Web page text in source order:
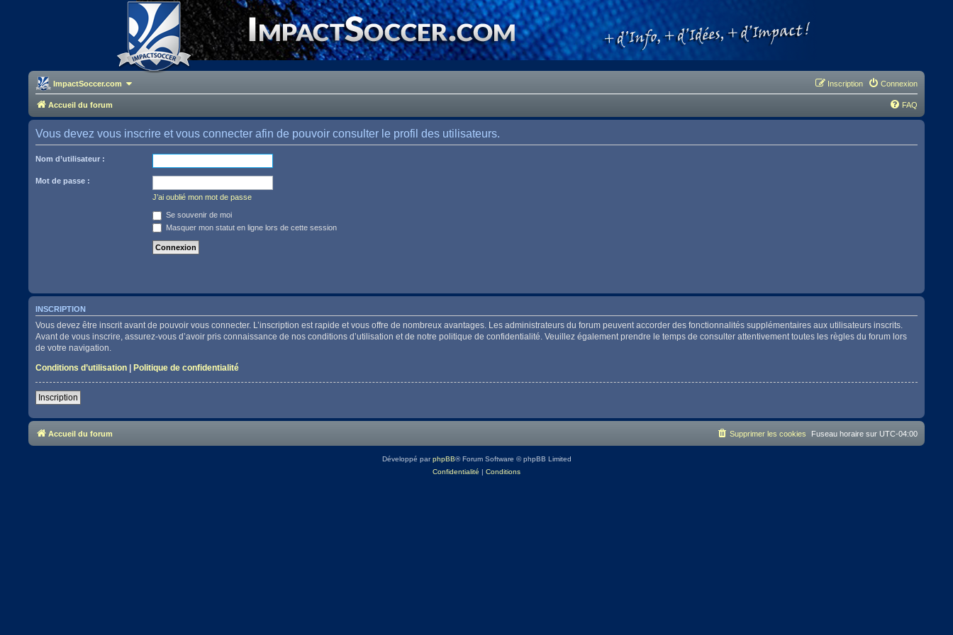
ImpactSoccer.com Connexion
Inscription
Accueil du forum FAQ
Vous devez vous inscrire et vous connecter afin de pouvoir consulter le profil des utilisateurs.
Nom d’utilisateur :
Mot de passe :
J’ai oublié mon mot de passe
Se souvenir de moi
Masquer mon statut en ligne lors de cette session
INSCRIPTION
Vous devez être inscrit avant de pouvoir vous connecter. L’inscription est rapide et vous offre de nombreux avantages. Les administrateurs du forum peuvent accorder des fonctionnalités supplémentaires aux utilisateurs inscrits.
Avant de vous inscrire, assurez-vous d’avoir pris connaissance de nos conditions d’utilisation et de notre politique de confidentialité. Veuillez également prendre le temps de consulter attentivement toutes les règles du forum lors
de votre navigation.
Conditions d’utilisation |Politique de confidentialité
Inscription
Accueil du forum Fuseau horaire sur UTC-04:00
Supprimer les cookies
Développé parphpBB® Forum Software © phpBB Limited
Confidentialité | Conditions